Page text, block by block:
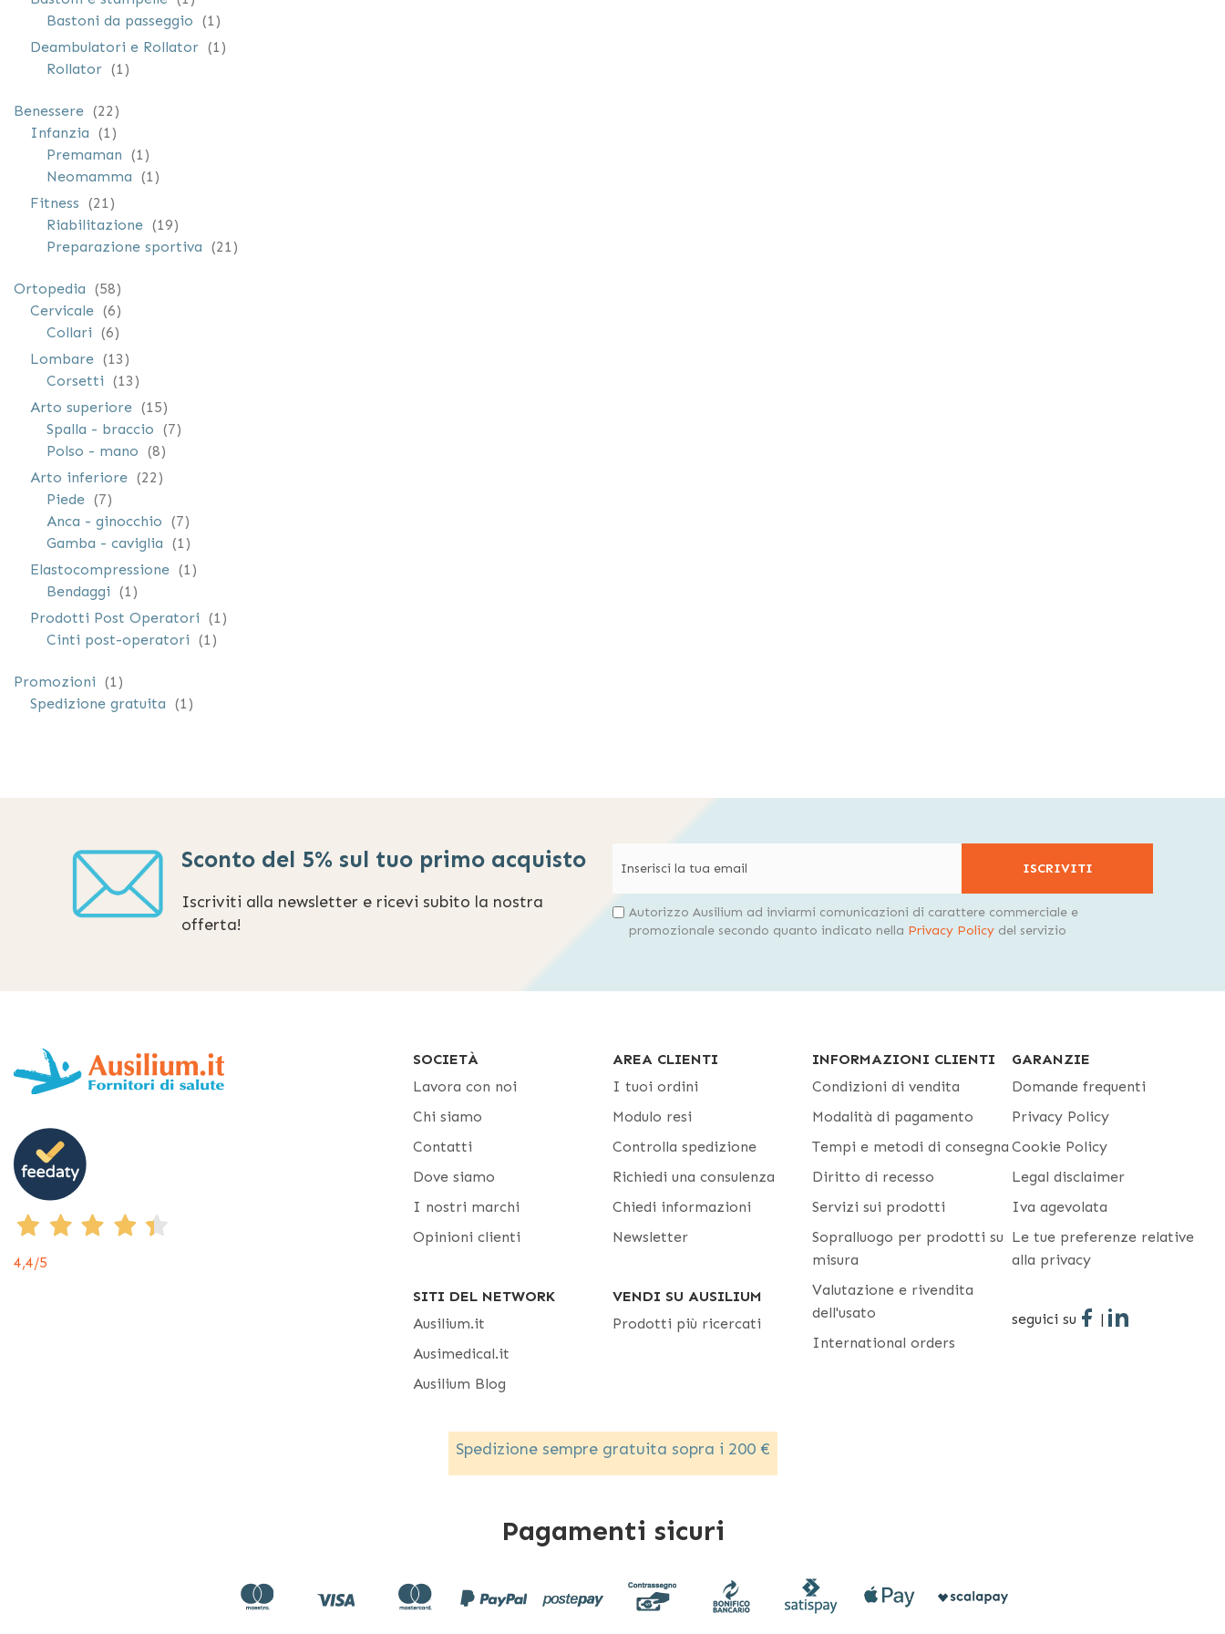
Bastoni da passeggio
1
elemento
Deambulatori e Rollator
1
elemento
Rollator
1
elemento
Benessere 22
elementi
Infanzia
1
elemento
Premaman
1
elemento
Neomamma
1
elemento
Fitness
21
elementi
Riabilitazione
19
elementi
Preparazione sportiva
21
elementi
Ortopedia 58
elementi
Cervicale
6
elementi
Collari
6
elementi
Lombare
13
elementi
Corsetti
13
elementi
Arto superiore
15
elementi
Spalla - braccio
7
elementi
Polso - mano
8
elementi
Arto inferiore
22
elementi
Piede
7
elementi
Anca - ginocchio
7
elementi
Gamba - caviglia
1
elemento
Elastocompressione
1
elemento
Bendaggi
1
elemento
Prodotti Post Operatori
1
elemento
Cinti post-operatori
1
elemento
Promozioni 1
elemento
Spedizione gratuita
1
elemento
Sconto del 5% sul tuo primo acquisto
Iscriviti alla newsletter e ricevi subito la nostra
offerta!
ISCRIVITI
Autorizzo Ausilium ad inviarmi comunicazioni di carattere commerciale e
promozionale secondo quanto indicato nella Privacy Policy del servizio
4,4/5
SOCIETÀ
Lavora con noi
Chi siamo
Contatti
Dove siamo
I nostri marchi
Opinioni clienti
SITI DEL NETWORK
Ausilium.it
Ausimedical.it
Ausilium Blog
AREA CLIENTI
I tuoi ordini
Modulo resi
Controlla spedizione
Richiedi una consulenza
Chiedi informazioni
Newsletter
VENDI SU AUSILIUM
Prodotti più ricercati
INFORMAZIONI CLIENTI
Condizioni di vendita
Modalità di pagamento
Tempi e metodi di consegna
Diritto di recesso
Servizi sui prodotti
Sopralluogo per prodotti su
misura
Valutazione e rivendita
dell'usato
International orders
GARANZIE
Domande frequenti
Privacy Policy
Cookie Policy
Legal disclaimer
Iva agevolata
Le tue preferenze relative
alla privacy
seguici su |
Spedizione sempre gratuita sopra i 200 €
Pagamenti sicuri